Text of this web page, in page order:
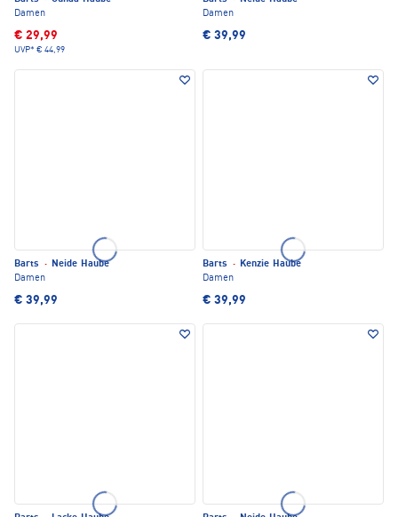
Damen
€ 29,99
UVP* € 44,99
Damen
€ 39,99
Barts · Neide Haube
Damen
€ 39,99
Barts · Kenzie Haube
Damen
€ 39,99